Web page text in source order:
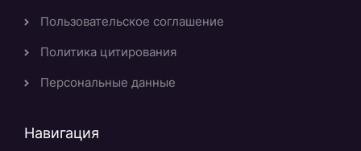
Пользовательское соглашение
Политика цитирования
Персональные данные
Навигация